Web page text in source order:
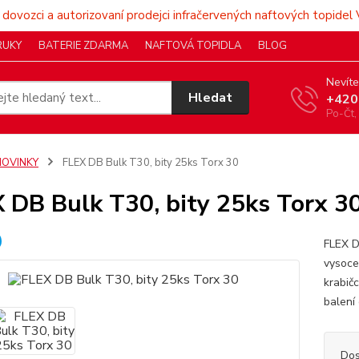
dovozci a autorizovaní prodejci infračervených naftových topidel
BATERIE ZDARMA NAFTOVÁ TOPIDLA BLOG
Hledat
Po-
FLEX DB Bulk T30, bity 25ks Torx 30
DB Bulk T30, bity 25ks Torx
FLEX
balení